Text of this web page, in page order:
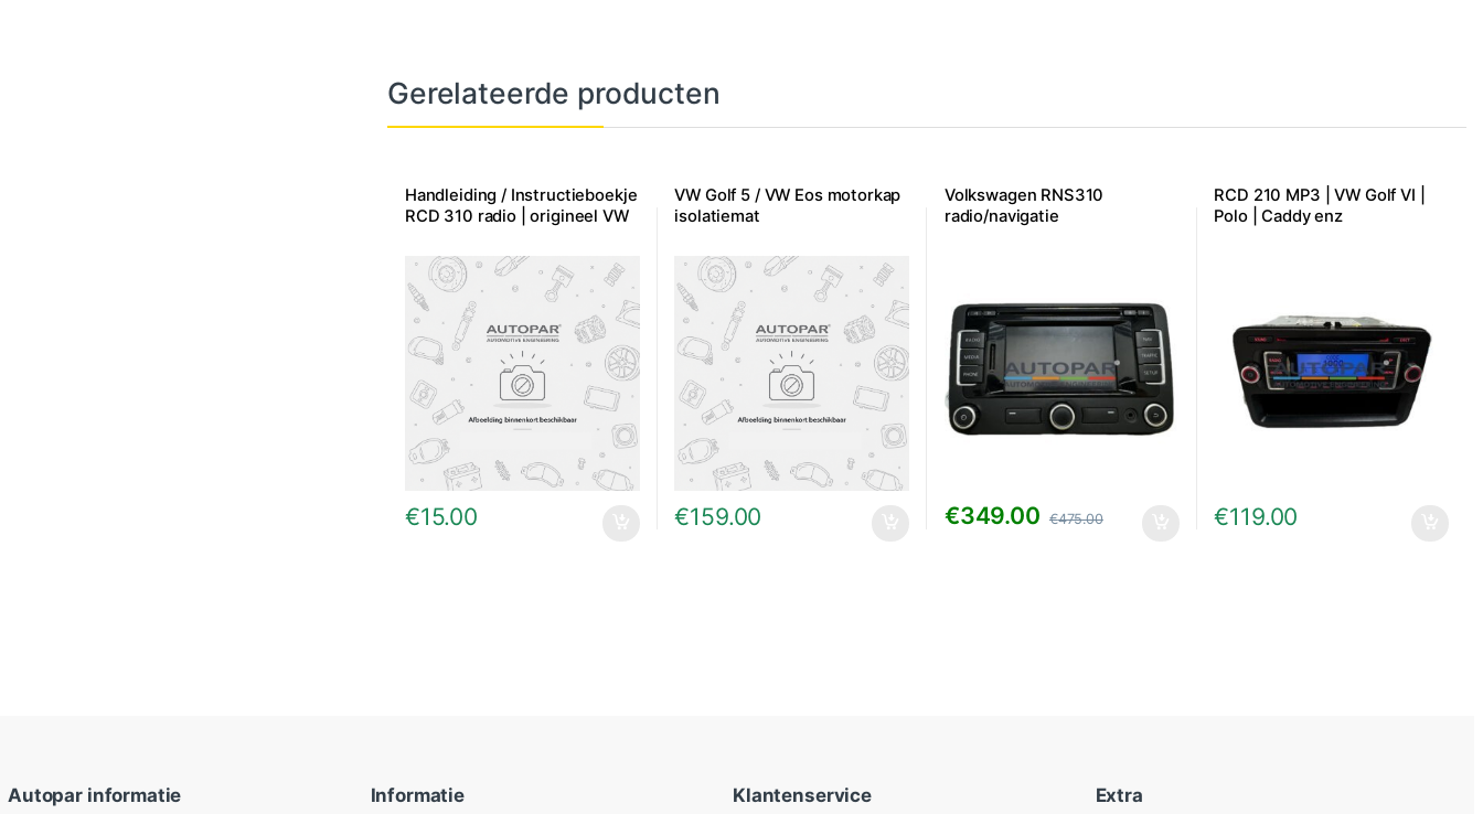
Gerelateerde producten
Handleiding / Instructieboekje
RCD 310 radio | origineel VW
€15.00
VW Golf 5 / VW Eos motorkap
isolatiemat
€159.00
Volkswagen RNS310
radio/navigatie
€349.00 €475.00
RCD 210 MP3 | VW Golf VI |
Polo | Caddy enz
€119.00
Autopar informatie Informatie Klantenservice Extra